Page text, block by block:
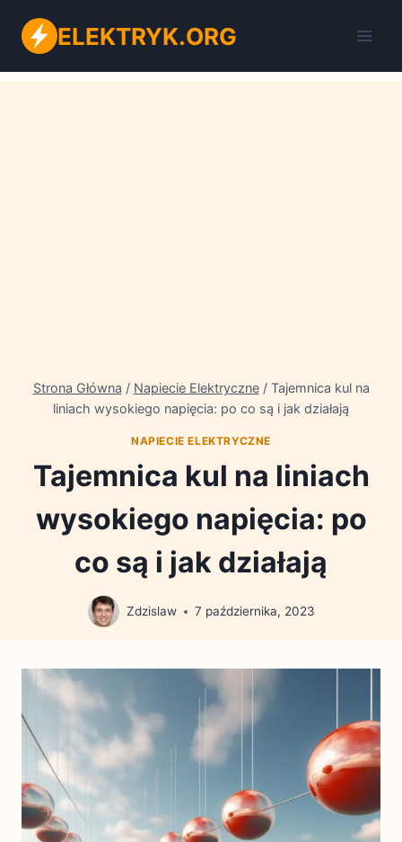
treści
ELEKTRYK.ORG
Strona Główna / Napiecie Elektryczne / Tajemnica kul na
liniach wysokiego napięcia: po co są i jak działają
NAPIECIE ELEKTRYCZNE
Tajemnica kul na liniach
wysokiego napięcia: po
co są i jak działają
Zdzislaw 7 października, 2023